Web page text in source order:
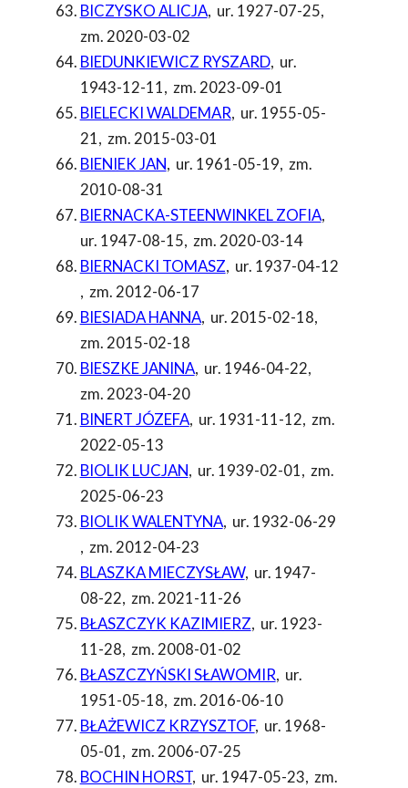
BICZYSKO ALICJA, ur. 1927-07-25,
zm. 2020-03-02
BIEDUNKIEWICZ RYSZARD, ur.
1943-12-11, zm. 2023-09-01
BIELECKI WALDEMAR, ur. 1955-05-
21, zm. 2015-03-01
BIENIEK JAN, ur. 1961-05-19, zm.
2010-08-31
BIERNACKA-STEENWINKEL ZOFIA,
ur. 1947-08-15, zm. 2020-03-14
BIERNACKI TOMASZ, ur. 1937-04-12
, zm. 2012-06-17
BIESIADA HANNA, ur. 2015-02-18,
zm. 2015-02-18
BIESZKE JANINA, ur. 1946-04-22,
zm. 2023-04-20
BINERT JÓZEFA, ur. 1931-11-12, zm.
2022-05-13
BIOLIK LUCJAN, ur. 1939-02-01, zm.
2025-06-23
BIOLIK WALENTYNA, ur. 1932-06-29
, zm. 2012-04-23
BLASZKA MIECZYSŁAW, ur. 1947-
08-22, zm. 2021-11-26
BŁASZCZYK KAZIMIERZ, ur. 1923-
11-28, zm. 2008-01-02
BŁASZCZYŃSKI SŁAWOMIR, ur.
1951-05-18, zm. 2016-06-10
BŁAŻEWICZ KRZYSZTOF, ur. 1968-
05-01, zm. 2006-07-25
BOCHIN HORST, ur. 1947-05-23, zm.